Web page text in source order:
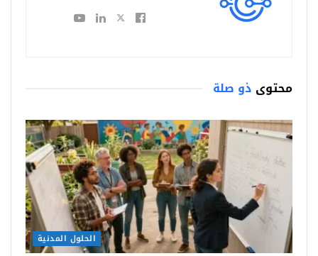
محتوى ذو صلة
الحلول المدنية